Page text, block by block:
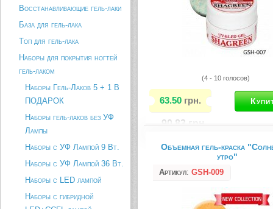
Восстанавливающие гель-лаки
База для гель-лака
Топ для гель-лака
Наборы для покрытия ногтей
гель-лаком
Наборы Гель-Лаков 5 + 1 В
ПОДАРОК
Наборы гель-лаков без УФ
Лампы
Наборы с УФ Лампой 9 Вт.
Наборы с УФ Лампой 36 Вт.
Наборы с LED лампой
Наборы с гибридной
Описание товара
(4 - 10 голосов)
63.50 грн.
90.83
Сахарный гель используется
видов дизайна ногтей при
Идеально подходит для
модерн, а также используется
улыбки. Нестандартный дизайн
создает эффект объёма, как к
аквариум. Сахарный гель...
Объемная гель-краска
утро"
Артикул: GSH-009